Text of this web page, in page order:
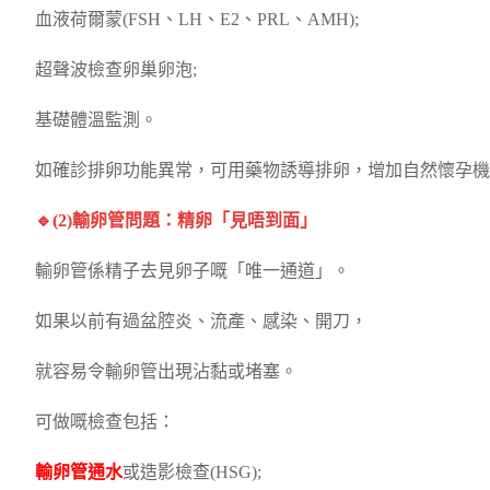
血液荷爾蒙(FSH、LH、E2、PRL、AMH);
超聲波檢查卵巢卵泡;
基礎體溫監測。
如確診排卵功能異常，可用藥物誘導排卵，增加自然懷孕
🔹(2)輸卵管問題：精卵「見唔到面」
輸卵管係精子去見卵子嘅「唯一通道」。
如果以前有過盆腔炎、流產、感染、開刀，
就容易令輸卵管出現沾黏或堵塞。
可做嘅檢查包括：
輸卵管通水或造影檢查(HSG);